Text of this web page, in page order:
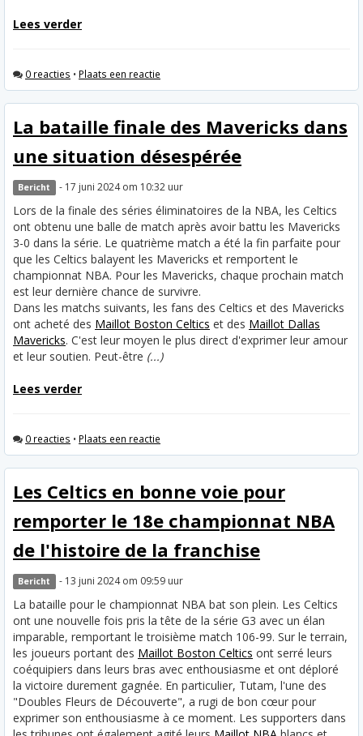
Lees verder
0 reacties • Plaats een reactie
La bataille finale des Mavericks dans
une situation désespérée
Bericht - 17 juni 2024 om 10:32 uur
Lors de la finale des séries éliminatoires de la NBA, les Celtics
ont obtenu une balle de match après avoir battu les Mavericks
3-0 dans la série. Le quatrième match a été la fin parfaite pour
que les Celtics balayent les Mavericks et remportent le
championnat NBA. Pour les Mavericks, chaque prochain match
est leur dernière chance de survivre.
Dans les matchs suivants, les fans des Celtics et des Mavericks
ont acheté des Maillot Boston Celtics et des Maillot Dallas
Mavericks. C'est leur moyen le plus direct d'exprimer leur amour
et leur soutien. Peut-être (...)
Lees verder
0 reacties • Plaats een reactie
Les Celtics en bonne voie pour
remporter le 18e championnat NBA
de l'histoire de la franchise
Bericht - 13 juni 2024 om 09:59 uur
La bataille pour le championnat NBA bat son plein. Les Celtics
ont une nouvelle fois pris la tête de la série G3 avec un élan
imparable, remportant le troisième match 106-99. Sur le terrain,
les joueurs portant des Maillot Boston Celtics ont serré leurs
coéquipiers dans leurs bras avec enthousiasme et ont déploré
la victoire durement gagnée. En particulier, Tutam, l'une des
"Doubles Fleurs de Découverte", a rugi de bon cœur pour
exprimer son enthousiasme à ce moment. Les supporters dans